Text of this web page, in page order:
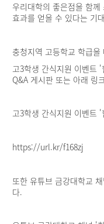
우리대학의 좋은점을 함
효과를 얻을 수 있다는 기
충청지역 고등학교 학급을
고3학생 간식지원 이벤트
Q&A 게시판 또는 아래 링
고3학생 간식지원 이벤트
https://url.kr/f168zj
또한 유튜브 금강대학교
다.